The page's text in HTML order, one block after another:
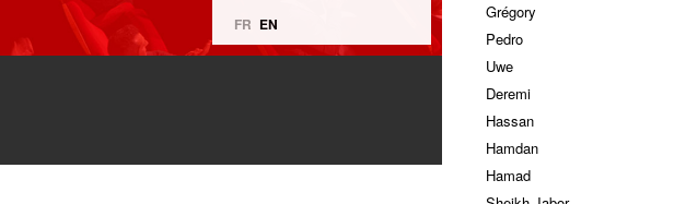
FR EN
Grégory
Pedro
Uwe
Deremi
Hassan
Hamdan
Hamad